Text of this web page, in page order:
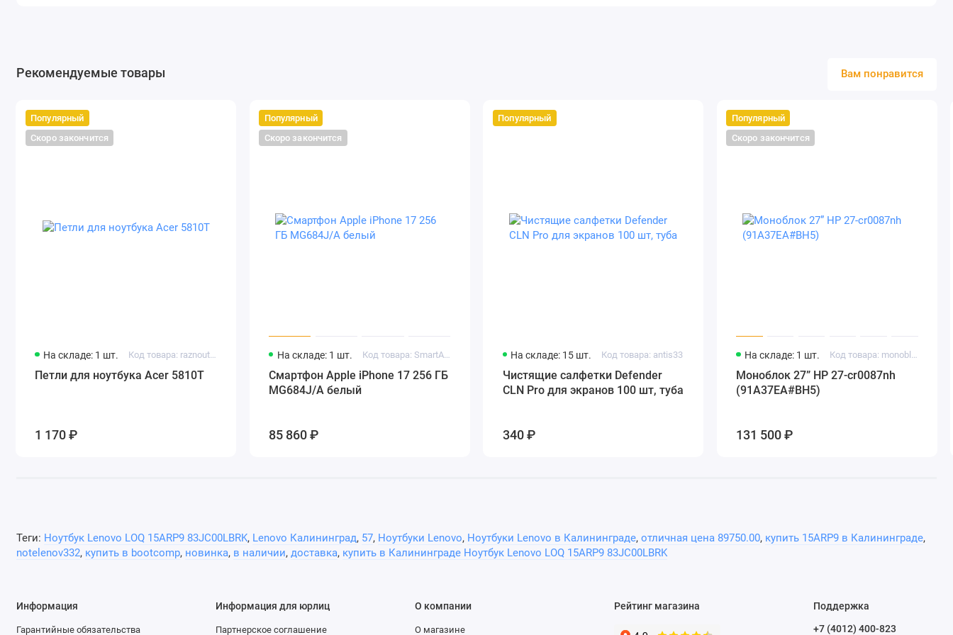
Объем SSD
Количество слотов SSD
Подсветка клавиатуры да
Качество видеозаписи 720p
Количество динамиков
Порт USB 3.2 3
Порт HDMI 1
Гибридный слот наушники/микрофон 1
Рекомендуемые товары Вам понравится
Популярный
Скоро закончится
На складе: 1 шт. Код товара: raznout74
Петли для ноутбука Acer 5810T
1 170 ₽
Популярный
Скоро закончится
На складе: 1 шт. Код товара: SmartApple91
Смартфон Apple iPhone 17 256 ГБ
MG684J/A белый
85 860 ₽
Популярный
На складе: 15 шт. Код товара: antis33
Чистящие салфетки Defender
CLN Pro для экранов 100 шт, туба
340 ₽
Популярный
Скоро закончится
На складе: 1 шт. Код товара: monoblok_239
Моноблок 27” HP 27-cr0087nh
(91A37EA#BH5)
131 500 ₽
Теги: Ноутбук Lenovo LOQ 15ARP9 83JC00LBRK, Lenovo Калининград, 57, Ноутбуки Lenovo, Ноутбуки Lenovo в Калининграде, отличная цена 89750.00, купить 15ARP9 в Калининграде,
notelenov332, купить в bootcomp, новинка, в наличии, доставка, купить в Калининграде Ноутбук Lenovo LOQ 15ARP9 83JC00LBRK
Информация
Гарантийные обязательства
Информация для юрлиц
Партнерское соглашение
О компании
О магазине
Рейтинг магазина
Поддержка
+7 (4012) 400-823